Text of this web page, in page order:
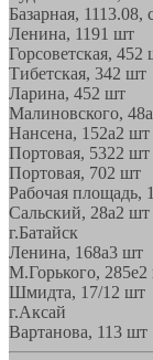
Базарная, 1113.08,
Ленина, 1191 шт
Горсоветская, 452
Тибетская, 342 шт
Ларина, 452 шт
Малиновского, 48а
Нансена, 152а2 шт
Портовая, 5322 шт
Портовая, 702 шт
Рабочая площадь,
Сальский, 28a2 шт
г.Батайск
Ленина, 168а3 шт
М.Горького, 285е2
Шмидта, 17/1 2 шт
г.Аксай
Вартанова, 113 шт